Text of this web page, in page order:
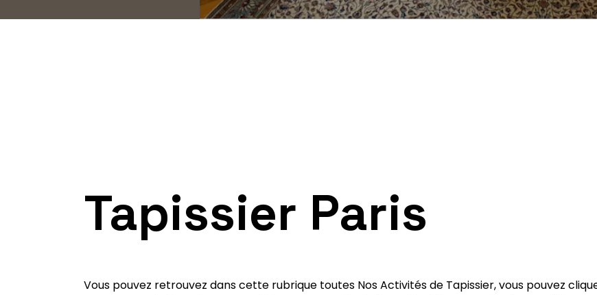
Tapissier Paris
Vous pouvez retrouvez dans cette rubrique toutes Nos Activités de Tapissier, vous pouvez